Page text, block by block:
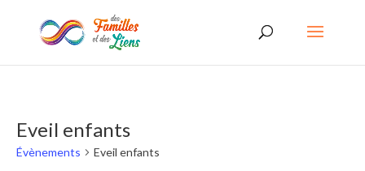
Eveil enfants
Évènements Eveil enfants